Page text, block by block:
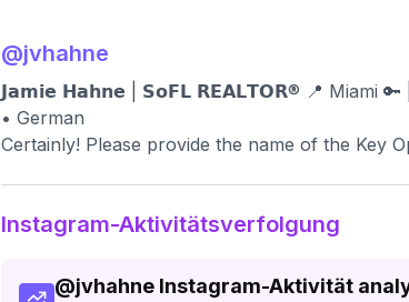
@jvhahne
𝗝𝗮𝗺𝗶𝗲 𝗛𝗮𝗵𝗻𝗲 | 𝗦𝗼𝗙𝗟 𝗥𝗘𝗔𝗟𝗧𝗢𝗥® 📍 Miami 🔑 |
• German
Certainly! Please provide the name of the Key
Instagram-Aktivitätsverfolgung
@jvhahne Instagram-Aktivität